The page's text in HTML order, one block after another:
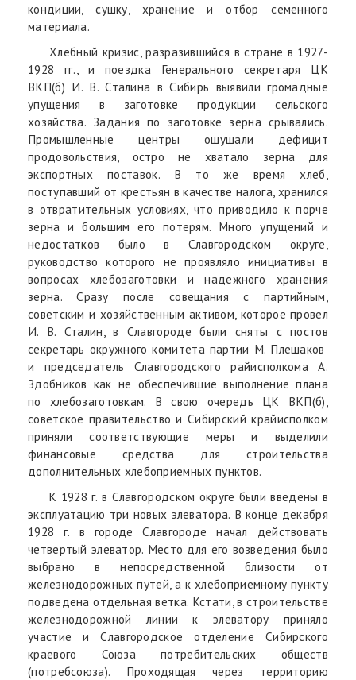
кондиции, сушку, хранение и отбор семенного
материала.
Хлебный кризис, разразившийся в стране в 1927-
1928 гг., и поездка Генерального секретаря ЦК
ВКП(б) И. В. Сталина в Сибирь выявили громадные
упущения в заготовке продукции сельского
хозяйства. Задания по заготовке зерна срывались.
Промышленные центры ощущали дефицит
продовольствия, остро не хватало зерна для
экспортных поставок. В то же время хлеб,
поступавший от крестьян в качестве налога, хранился
в отвратительных условиях, что приводило к порче
зерна и большим его потерям. Много упущений и
недостатков было в Славгородском округе,
руководство которого не проявляло инициативы в
вопросах хлебозаготовки и надежного хранения
зерна. Сразу после совещания с партийным,
советским и хозяйственным активом, которое провел
И. В. Сталин, в Славгороде были сняты с постов
секретарь окружного комитета партии М. Плешаков
и председатель Славгородского райисполкома А.
Здобников как не обеспечившие выполнение плана
по хлебозаготовкам. В свою очередь ЦК ВКП(б),
советское правительство и Сибирский крайисполком
приняли соответствующие меры и выделили
финансовые средства для строительства
дополнительных хлебоприемных пунктов.
К 1928 г. в Славгородском округе были введены в
эксплуатацию три новых элеватора. В конце декабря
1928 г. в городе Славгороде начал действовать
четвертый элеватор. Место для его возведения было
выбрано в непосредственной близости от
железнодорожных путей, а к хлебоприемному пункту
подведена отдельная ветка. Кстати, в строительстве
железнодорожной линии к элеватору приняло
участие и Славгородское отделение Сибирского
краевого Союза потребительских обществ
(потребсоюза). Проходящая через территорию